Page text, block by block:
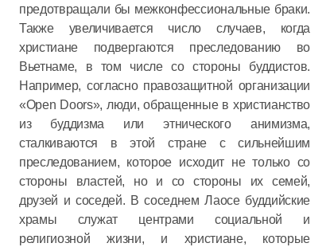
предотвращали бы межконфессиональные браки.
Также увеличивается число случаев, когда
христиане подвергаются преследованию во
Вьетнаме, в том числе со стороны буддистов.
Например, согласно правозащитной организации
«Open Doors», люди, обращенные в христианство
из буддизма или этнического анимизма,
сталкиваются в этой стране с сильнейшим
преследованием, которое исходит не только со
стороны властей, но и со стороны их семей,
друзей и соседей. В соседнем Лаосе буддийские
храмы служат центрами социальной и
религиозной жизни, и христиане, которые